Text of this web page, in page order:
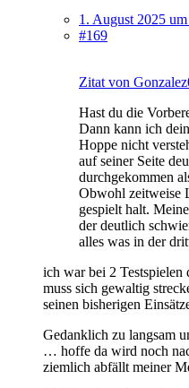
1. August 2025
#169
Zitat von
Hast du die
Dann kann ich
Hoppe nicht
auf seiner Seite
durchgekommen
Obwohl zeitweise
gespielt halt.
der deutlich
alles was in der
ich war bei 2
muss sich gewaltig
seinen bisherigen
Gedanklich zu langsam
… hoffe da wird noch
ziemlich abfällt meiner